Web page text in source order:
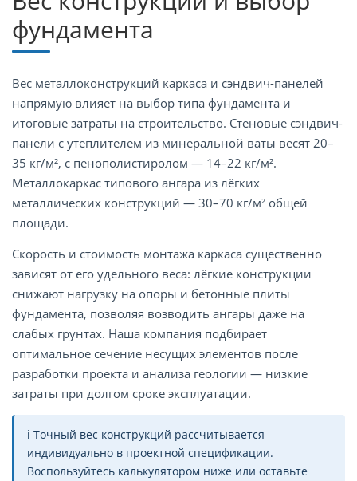
фундамента
Вес металлоконструкций каркаса и сэндвич-панелей
напрямую влияет на выбор типа фундамента и
итоговые затраты на строительство. Стеновые сэндвич-
панели с утеплителем из минеральной ваты весят 20–
35 кг/м², с пенополистиролом — 14–22 кг/м².
Металлокаркас типового ангара из лёгких
металлических конструкций — 30–70 кг/м² общей
площади.
Скорость и стоимость монтажа каркаса существенно
зависят от его удельного веса: лёгкие конструкции
снижают нагрузку на опоры и бетонные плиты
фундамента, позволяя возводить ангары даже на
слабых грунтах. Наша компания подбирает
оптимальное сечение несущих элементов после
разработки проекта и анализа геологии — низкие
затраты при долгом сроке эксплуатации.
ℹ️ Точный вес конструкций рассчитывается
индивидуально в проектной спецификации.
Воспользуйтесь калькулятором ниже или оставьте